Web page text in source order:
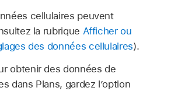
cellulaires peuvent
la rubrique Afficher ou
des données cellulaires).
obtenir des données de
dans Plans, gardez l’option